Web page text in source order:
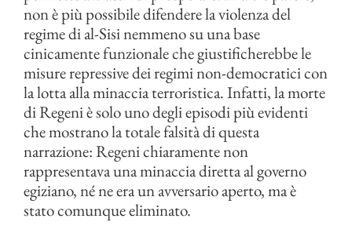
non è più possibile difendere la violenza del
regime di al-Sisi nemmeno su una base
cinicamente funzionale che giustificherebbe le
misure repressive dei regimi non-democratici con
la lotta alla minaccia terroristica. Infatti, la morte
di Regeni è solo uno degli episodi più evidenti
che mostrano la totale falsità di questa
narrazione: Regeni chiaramente non
rappresentava una minaccia diretta al governo
egiziano, né ne era un avversario aperto, ma è
stato comunque eliminato.